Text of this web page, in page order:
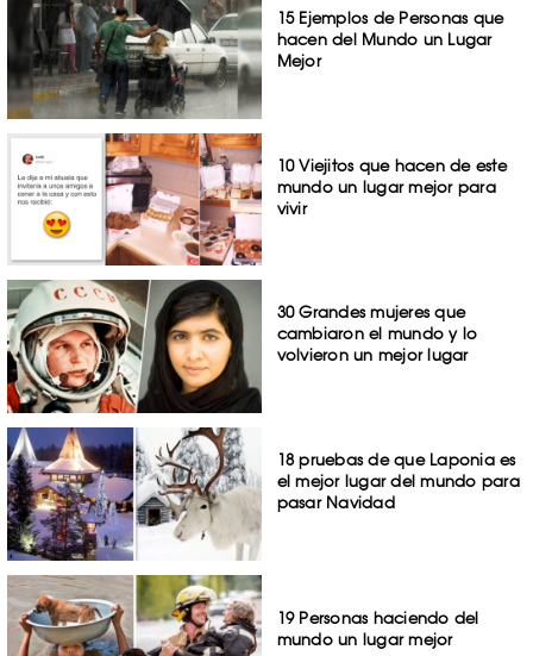
15 Ejemplos de Personas que
hacen del Mundo un Lugar
Mejor
10 Viejitos que hacen de este
mundo un lugar mejor para
vivir
30 Grandes mujeres que
cambiaron el mundo y lo
volvieron un mejor lugar
18 pruebas de que Laponia es
el mejor lugar del mundo para
pasar Navidad
19 Personas haciendo del
mundo un lugar mejor